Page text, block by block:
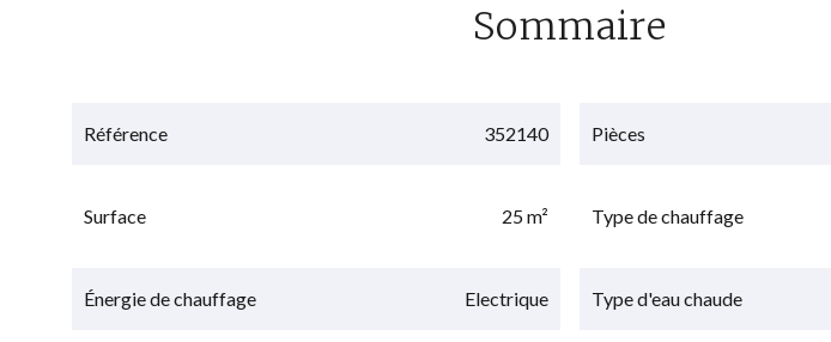
Sommaire
Référence 352140 Pièces
Surface 25 m² Type de chauffage
Énergie de chauffage Electrique Type d'eau chaude